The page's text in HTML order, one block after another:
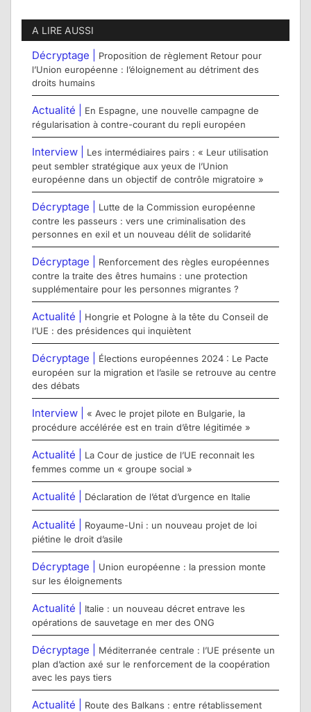
A LIRE AUSSI
Décryptage |
Proposition de règlement Retour pour
l’Union européenne : l’éloignement au détriment des
droits humains
Actualité |
En Espagne, une nouvelle campagne de
régularisation à contre-courant du repli européen
Interview |
Les intermédiaires pairs : « Leur utilisation
peut sembler stratégique aux yeux de l’Union
européenne dans un objectif de contrôle migratoire »
Décryptage |
Lutte de la Commission européenne
contre les passeurs : vers une criminalisation des
personnes en exil et un nouveau délit de solidarité
Décryptage |
Renforcement des règles européennes
contre la traite des êtres humains : une protection
supplémentaire pour les personnes migrantes ?
Actualité |
Hongrie et Pologne à la tête du Conseil de
l’UE : des présidences qui inquiètent
Décryptage |
Élections européennes 2024 : Le Pacte
européen sur la migration et l’asile se retrouve au centre
des débats
Interview |
« Avec le projet pilote en Bulgarie, la
procédure accélérée est en train d’être légitimée »
Actualité |
La Cour de justice de l’UE reconnait les
femmes comme un « groupe social »
Actualité | Déclaration de l’état d’urgence en Italie
Actualité |
Royaume-Uni : un nouveau projet de loi
piétine le droit d’asile
Décryptage |
Union européenne : la pression monte
sur les éloignements
Actualité |
Italie : un nouveau décret entrave les
opérations de sauvetage en mer des ONG
Décryptage |
Méditerranée centrale : l’UE présente un
plan d’action axé sur le renforcement de la coopération
avec les pays tiers
Actualité |
Route des Balkans : entre rétablissement